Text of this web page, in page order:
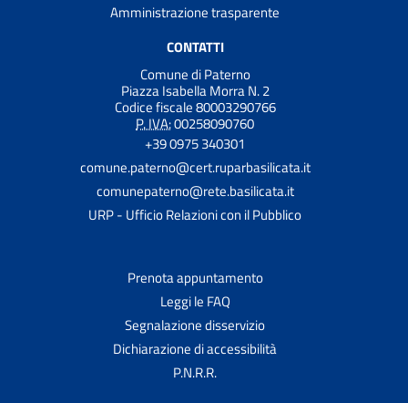
Amministrazione trasparente
CONTATTI
Comune di Paterno
Piazza Isabella Morra N. 2
Codice fiscale 80003290766
P. IVA:00258090760
+39 0975 340301
comune.paterno@cert.ruparbasilicata.it
comunepaterno@rete.basilicata.it
URP - Ufficio Relazioni con il Pubblico
Prenota appuntamento
Leggi le FAQ
Segnalazione disservizio
Dichiarazione di accessibilità
P.N.R.R.